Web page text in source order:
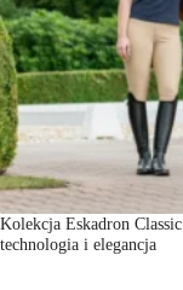
Kolekcja Eskadron
technologia i elegancja